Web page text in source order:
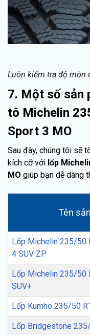
Luôn kiểm tra độ mòn
7. Một số sản
tô Michelin
Sport 3 MO
Sau đây, chúng tôi sẽ
kích cỡ với lốp
MO giúp bạn dễ dàng
Tên
Lốp Michelin 235/50
4 SUV ZP
Lốp Michelin 235/50
SUV+
Lốp Kumho 235/50
Lốp Bridgestone